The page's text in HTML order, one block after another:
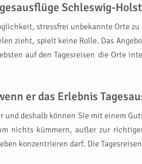
Schleswig-
stressfrei unbekannte Orte
zieht, spielt keine Rolle. Das
auf den Tagesreisen die Orte
er das Erlebnis
deshalb können Sie mit einem
nichts kümmern, außer zur
konzentrieren darf. Die